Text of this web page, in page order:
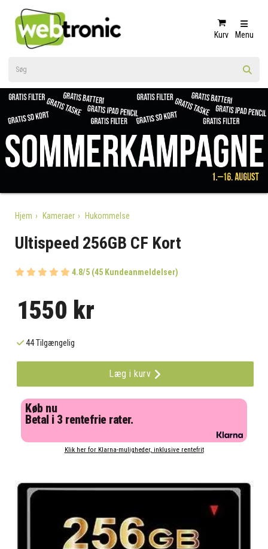
Kurv Menu
Hjem Kameraer Hukommelse
Ultispeed 256GB CF Kort
4.8/5 (45 Kundeanmeldelser)
1550 kr
44 Tilgængelig
Læg i kurv
Køb nu
Betal i 3 rentefrie rater.
Klik her for Klarna-muligheder, inklusive rentefrit